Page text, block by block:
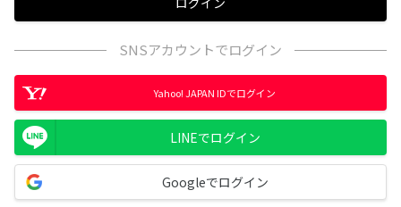
SNSアカウントでログイン
Yahoo! JAPAN IDでログイン
LINEでログイン
Googleでログイン